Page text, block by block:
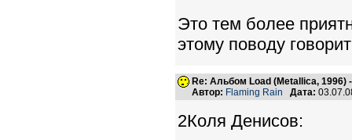
Это тем более
этому поводу
Re: Альбом Load (Metallica, 1996)
Автор: Flaming Rain Дата:
2Коля Денисов: